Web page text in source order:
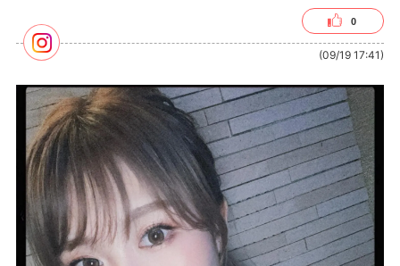
0
(09/19 17:41)